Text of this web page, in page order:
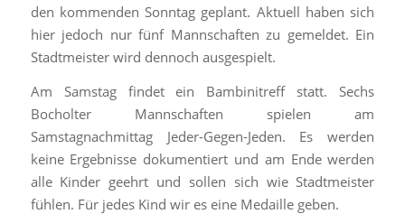
den kommenden Sonntag geplant. Aktuell haben sich
hier jedoch nur fünf Mannschaften zu gemeldet. Ein
Stadtmeister wird dennoch ausgespielt.
Am Samstag findet ein Bambinitreff statt. Sechs
Bocholter Mannschaften spielen am
Samstagnachmittag Jeder-Gegen-Jeden. Es werden
keine Ergebnisse dokumentiert und am Ende werden
alle Kinder geehrt und sollen sich wie Stadtmeister
fühlen. Für jedes Kind wir es eine Medaille geben.